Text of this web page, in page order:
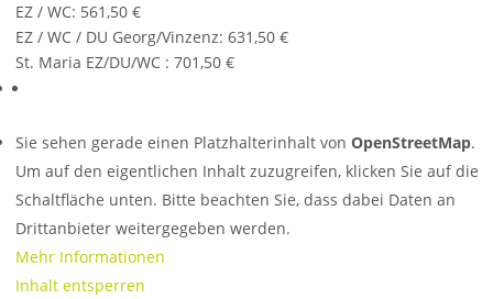
EZ / WC: 561,50 €
EZ / WC / DU Georg/Vinzenz: 631,50 €
St. Maria EZ/DU/WC : 701,50 €
Sie sehen gerade einen Platzhalterinhalt von OpenStreetMap.
Um auf den eigentlichen Inhalt zuzugreifen, klicken Sie auf die
Schaltfläche unten. Bitte beachten Sie, dass dabei Daten an
Drittanbieter weitergegeben werden.
Mehr Informationen
Inhalt entsperren